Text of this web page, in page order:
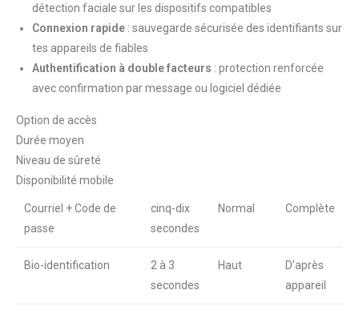
détection faciale sur les dispositifs compatibles
Connexion rapide : sauvegarde sécurisée des identifiants sur
tes appareils de fiables
Authentification à double facteurs : protection renforcée
avec confirmation par message ou logiciel dédiée
Option de accès
Durée moyen
Niveau de sûreté
Disponibilité mobile
Courriel + Code de
passe
cinq-dix
secondes
Normal Complète
Bio-identification
2 à 3
secondes
Haut
D’après
appareil